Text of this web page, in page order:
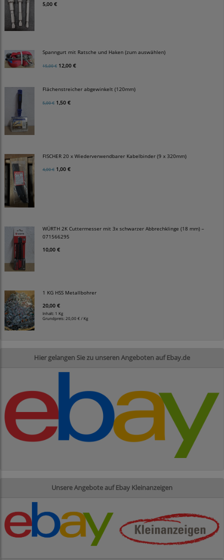
5,00 €
Spanngurt mit Ratsche und Haken (zum auswählen)
15,00 € 12,00 €
Flächenstreicher abgewinkelt (120mm)
5,00 € 1,50 €
FISCHER 20 x Wiederverwendbarer Kabelbinder (9 x 320mm)
4,00 € 1,00 €
WÜRTH 2K Cuttermesser mit 3x schwarzer Abbrechklinge (18 mm) –
071566295
10,00 €
1 KG HSS Metallbohrer
20,00 €
Inhalt: 1 Kg
Grundpreis: 20,00 € / Kg
Hier gelangen Sie zu unseren Angeboten auf Ebay.de
Unsere Angebote auf Ebay Kleinanzeigen